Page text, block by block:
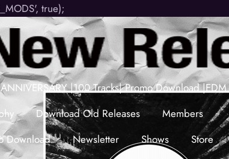
true);
|100 Tracks| Promo Download
Download Old Releases
Members
Download
Newsletter Shows Store